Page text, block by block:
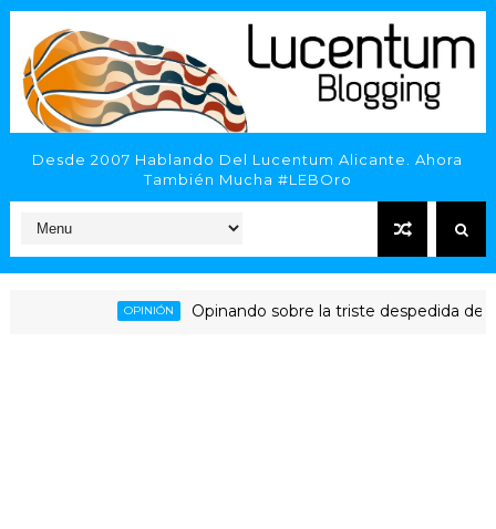
Desde 2007 Hablando Del Lucentum Alicante. Ahora
También Mucha #LEBOro
Opinando sobre la triste despedida del HLA